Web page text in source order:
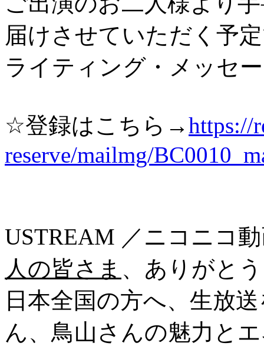
届けさせていただく予
ライティング・メッセ
☆登録はこちら→https://
reserve/mailmg/
USTREAM ／ニコニコ
人の皆さま 、ありがと
日本全国の方へ、生放
ん、鳥山さんの魅力と